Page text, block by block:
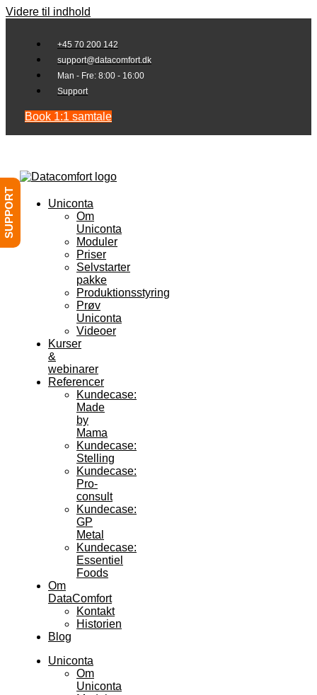
Videre til indhold
+45 70 200 142
support@datacomfort.dk
Man - Fre: 8:00 - 16:00
Support
Book 1:1 samtale
Uniconta
Om
Uniconta
Moduler
Priser
Selvstarter
pakke
Produktionsstyring
Prøv
Uniconta
Videoer
Kurser
&
webinarer
Referencer
Kundecase:
Made
by
Mama
Kundecase:
Stelling
Kundecase:
Pro-
consult
Kundecase:
GP
Metal
Kundecase:
Essentiel
Foods
Om
DataComfort
Kontakt
Historien
Blog
Uniconta
Om
Uniconta
SUPPORT